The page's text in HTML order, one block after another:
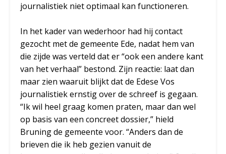
journalistiek niet optimaal kan functioneren.
In het kader van wederhoor had hij contact
gezocht met de gemeente Ede, nadat hem van
die zijde was verteld dat er “ook een andere kant
van het verhaal” bestond. Zijn reactie: laat dan
maar zien waaruit blijkt dat de Edese Vos
journalistiek ernstig over de schreef is gegaan.
“Ik wil heel graag komen praten, maar dan wel
op basis van een concreet dossier,” hield
Bruning de gemeente voor. “Anders dan de
brieven die ik heb gezien vanuit de